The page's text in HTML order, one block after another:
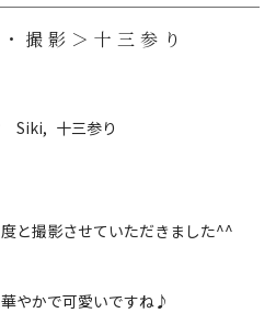
撮影＞十三参り
Siki 十三参り
と撮影させていただきました^^
やかで可愛いですね♪